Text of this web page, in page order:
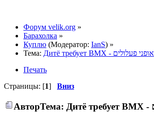
Форум velik.org »
Барахолка »
Куплю (Модератор: IanS) »
Тема:
Дитё требует BMX - אופני פעלולים
Печать
Страницы: [1] Вниз
Автор